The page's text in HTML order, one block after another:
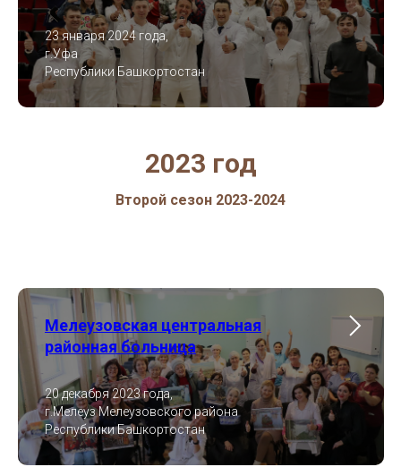
23 января 2024 года,
г.Уфа
Республики Башкортостан
2023 год
Второй сезон 2023-2024
Мелеузовская центральная
районная больница
20 декабря 2023 года,
г.Мелеуз Мелеузовского района
Республики Башкортостан